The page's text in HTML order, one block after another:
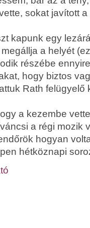
sokat javított
kapunk egy
a helyét
részébe
hogy biztos
Rath felügyelő
a kezembe
a régi mozik
hogyan
hétköznapi